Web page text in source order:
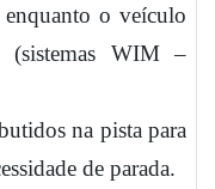
enquanto o veículo
(sistemas WIM –
na pista para
de parada.